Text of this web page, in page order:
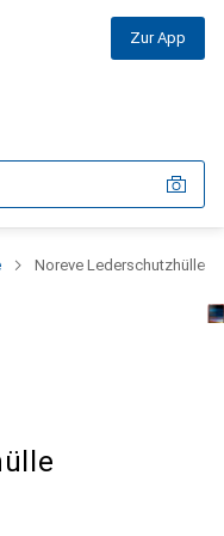
Zur App
Noreve Lederschutzhülle